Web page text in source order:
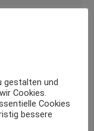
gestalten und
Cookies.
Cookies
bessere